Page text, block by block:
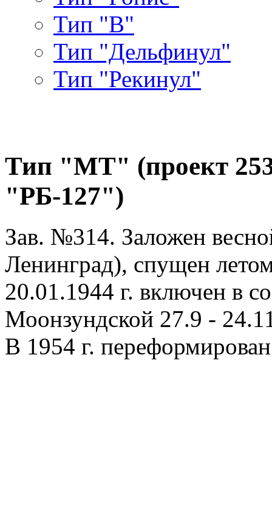
Тип "В"
Тип "Дельфинул"
Тип "Рекинул"
Тип "МТ" (проект
"РБ-127")
Зав. №314. Заложен
Ленинград), спущен
20.01.1944 г. включен в
Моонзундской 27.9 -
В 1954 г.